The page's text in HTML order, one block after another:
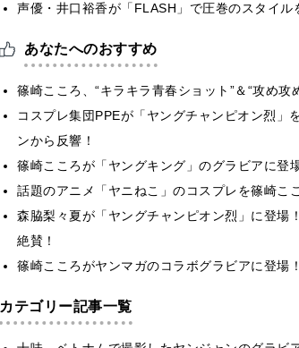
声優・井口裕香が「FLASH」で圧巻のスタイ
あなたへのおすすめ
篠崎こころ、“キラキラ青春ショット”＆“攻め攻
コスプレ集団PPEが「ヤングチャンピオン烈」
ンから反響！
篠崎こころが「ヤングキング」のグラビアに登
話題のアニメ「ヤニねこ」のコスプレを篠崎こ
森脇梨々夏が「ヤングチャンピオン烈」に登場
絶賛！
篠崎こころがヤンマガのコラボグラビアに登場
カテゴリー記事一覧